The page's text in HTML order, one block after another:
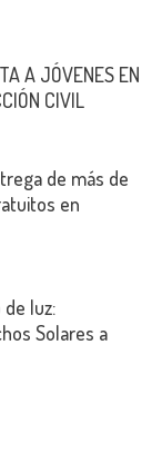
A JÓVENES EN
CIVIL
de más de
en
luz:
Solares a